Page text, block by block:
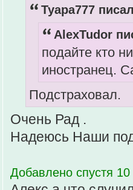
Tyapa777
AlexTudor
подайте кто
иностранец.
Подстраховал.
Очень Рад .
Надеюсь Наши
Добавлено спустя